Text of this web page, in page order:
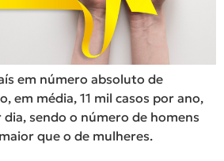
em número absoluto de
em média, 11 mil casos por ano,
sendo o número de homens
que o de mulheres.